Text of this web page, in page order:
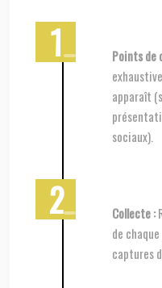
Points de
apparaît
sociaux).
Collecte :
de
captures